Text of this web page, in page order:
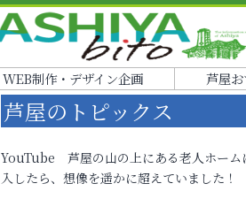
WEB制作・デザイン企画 芦屋
芦屋のトピックス
YouTube 芦屋の山の上にある老人ホーム
入したら、想像を遥かに超えていました！